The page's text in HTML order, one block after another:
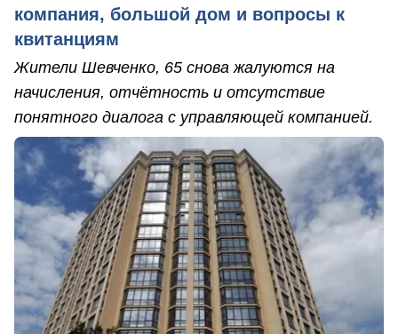
компания, большой дом и вопросы к
квитанциям
Жители Шевченко, 65 снова жалуются на
начисления, отчётность и отсутствие
понятного диалога с управляющей компанией.